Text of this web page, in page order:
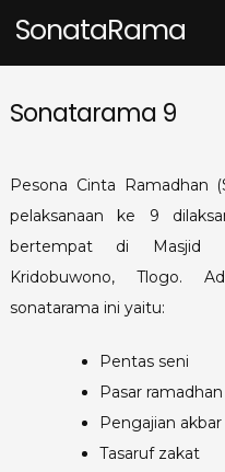
SonataRama
Sonatarama 9
Pesona Cinta Ramadhan
pelaksanaan ke 9
bertempat di Masjid
Kridobuwono, Tlogo.
sonatarama ini yaitu:
Pentas seni
Pasar ramadhan
Pengajian akbar
Tasaruf zakat